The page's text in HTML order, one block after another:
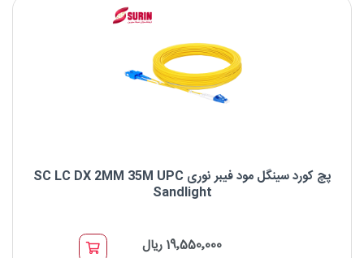
پچ کورد سینگل مود فیبر نوری SC LC DX 2MM 35M UPC
Sandlight
برند : Sandlight
19٬550٬000 ریال